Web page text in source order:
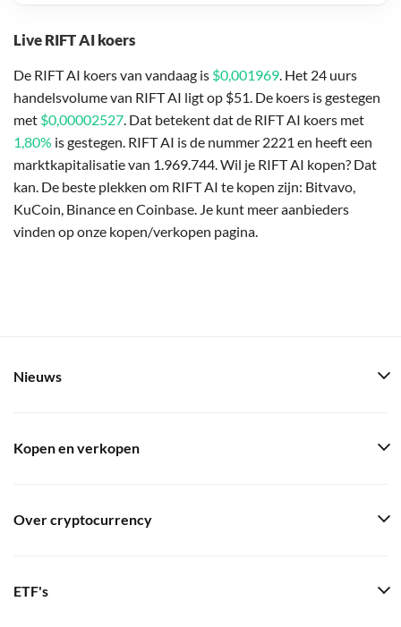
Live RIFT AI koers
De RIFT AI koers van vandaag is $0,001969. Het 24 uurs
handelsvolume van RIFT AI ligt op $51. De koers is gestegen
met $0,00002527. Dat betekent dat de RIFT AI koers met
1,80% is gestegen. RIFT AI is de nummer 2221 en heeft een
marktkapitalisatie van 1.969.744. Wil je RIFT AI kopen? Dat
kan. De beste plekken om RIFT AI te kopen zijn: Bitvavo,
KuCoin, Binance en Coinbase. Je kunt meer aanbieders
vinden op onze kopen/verkopen pagina.
Nieuws
Kopen en verkopen
Over cryptocurrency
ETF's